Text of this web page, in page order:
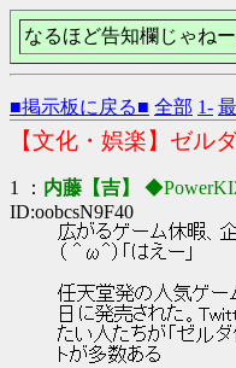
なるほど告知欄じゃね
■掲示板に戻る■ 全部 1-
【文化・娯楽】ゼル
1 ： 内藤【吉】
ID:oobcsN9F40
広がるゲーム休暇、
（ ＾ω＾）「はえー」
任天堂発の人気ゲー
日に発売された。
たい人たちが「ゼル
トが多数ある